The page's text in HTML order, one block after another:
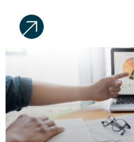
Sijoittaja.fi
Tee
parempia